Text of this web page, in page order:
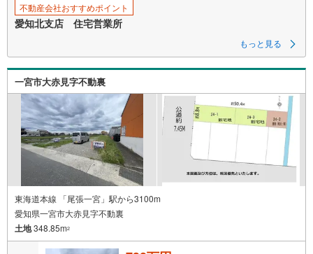
不動産会社おすすめポイント
愛知北支店 住宅営業所
もっと見る
一宮市大赤見字不動裏
東海道本線 「尾張一宮」駅から3100m
愛知県一宮市大赤見字不動裏
土地348.85m2